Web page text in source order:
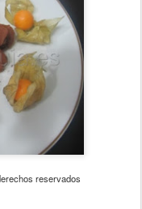
reservados